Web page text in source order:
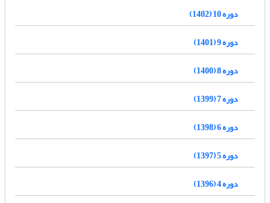
دوره 10 (1402)
دوره 9 (1401)
دوره 8 (1400)
دوره 7 (1399)
دوره 6 (1398)
دوره 5 (1397)
دوره 4 (1396)